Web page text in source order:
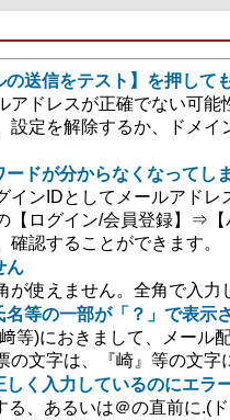
の送信をテスト】を押して
アドレスが正確でない可
設定を解除するか、ドメ
ードが分からなくなってし
インIDとしてメールアド
【ログイン/会員登録】⇒
確認することができます。
ん
が使えません。全角で入力
名等の一部が「？」で表示
等)におきまして、メール
の文字は、『崎』等の文
しく入力しているのにエラ
る、あるいは＠の直前に.(